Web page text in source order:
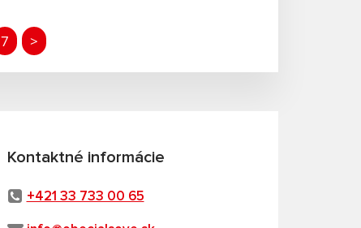
7 >
Kontaktné informácie
+421 33 733 00 65